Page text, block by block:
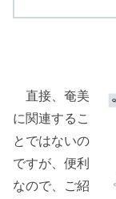
直接、奄美
に関連するこ
とではないの
ですが、便利
なので、ご紹